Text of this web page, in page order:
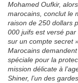
Mohamed Oufkir,
marocains, conclut le
raison de 250 dollars
000 juifs est versé
sur un compte secret
Marocains
spéciale pour la
mission délicate à
Shiner, l’un des